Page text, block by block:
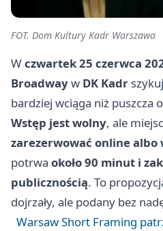
FOT. Dom Kultury Kadr Warszawa
Wczwartek 25 czerwca
Broadwayw DK Kadr
bardziej wciąga niż puszcza
Wstęp jest wolny, ale
zarezerwować online albo
potrwa około 90 minut i
publicznością. To
dojrzały, ale podany bez
Warsaw Short Framing